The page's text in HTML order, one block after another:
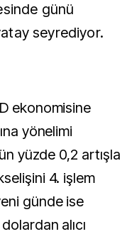
günü
seyrediyor.
ekonomisine
yönelimi
yüzde 0,2 artışla
4. işlem
günde ise
alıcı